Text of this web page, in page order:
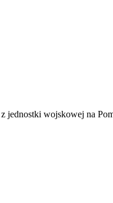
jednostki wojskowej na